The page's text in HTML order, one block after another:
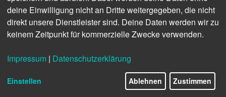
Teilnahmebescheinigung
Finden Sie freie Termine für das Seminar
Brandbewusstsein und Schulung für
Mitarbeiter
deine Einwilligung nicht an Dritte weitergegeben, die nicht
direkt unsere Dienstleister sind. Deine Daten werden wir zu
keinem Zeitpunkt für kommerzielle Zwecke verwenden.
Impressum | Datenschutzerklärung
Einstellen Ablehnen Zustimmen